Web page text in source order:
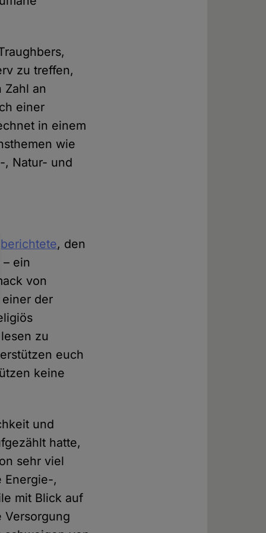
zu treffen,
an
einer
in einem
wie
, Natur- und
berichtete, den
ein
von
der
zu
euch
keine
und
hatte,
sehr viel
Energie-,
mit Blick auf
Versorgung